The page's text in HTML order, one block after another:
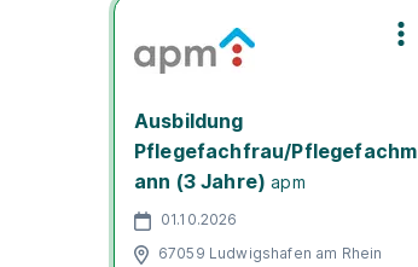
Ausbildung
Pflegefachfrau/Pflegefachm
ann (3 Jahre) apm
01.10.2026
67059 Ludwigshafen am Rhein